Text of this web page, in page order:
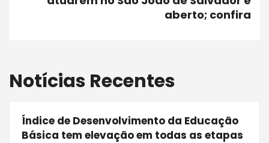
aberto; confira
Notícias Recentes
Índice de Desenvolvimento da Educação
Básica tem elevação em todas as etapas